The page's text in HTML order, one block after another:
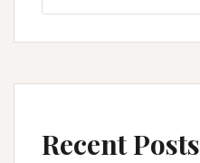
Recent Posts